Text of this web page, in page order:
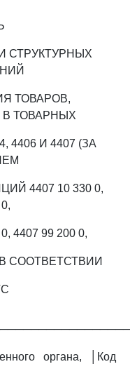
СТРУКТУРНЫХ
ТОВАРОВ,
ТОВАРНЫХ
4406 И 4407 (ЗА
4407 10 330 0,
4407 99 200 0,
В СООТВЕТСТВИИ
органа, │Код